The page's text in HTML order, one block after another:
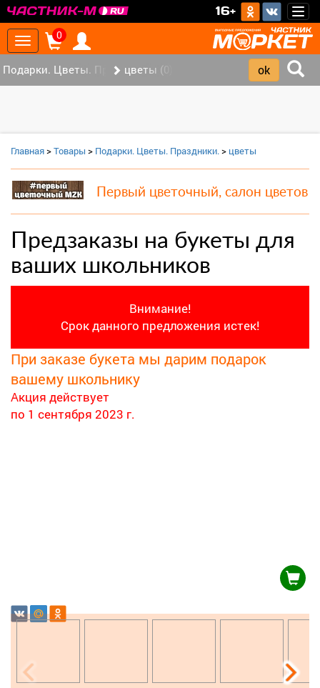
16+
Toggle
navigation
0
Подарки. Цветы. Праздники. (0)
цветы (0)
Главная>Товары > Подарки. Цветы. Праздники.> цветы
Первый цветочный, салон цветов
Предзаказы на букеты для
ваших школьников
Внимание!
Срок данного предложения истек!
При заказе букета мы дарим подарок
вашему школьнику
Акция действует
по 1 сентября 2023 г.